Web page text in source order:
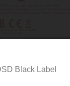
Black Label